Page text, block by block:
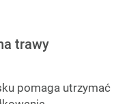
trawy
pomaga utrzymać